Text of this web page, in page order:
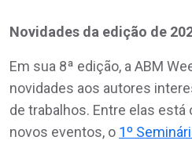
Novidades da edição de
Em sua 8ª edição, a ABM
novidades aos autores
de trabalhos. Entre elas
novos eventos, o 1º